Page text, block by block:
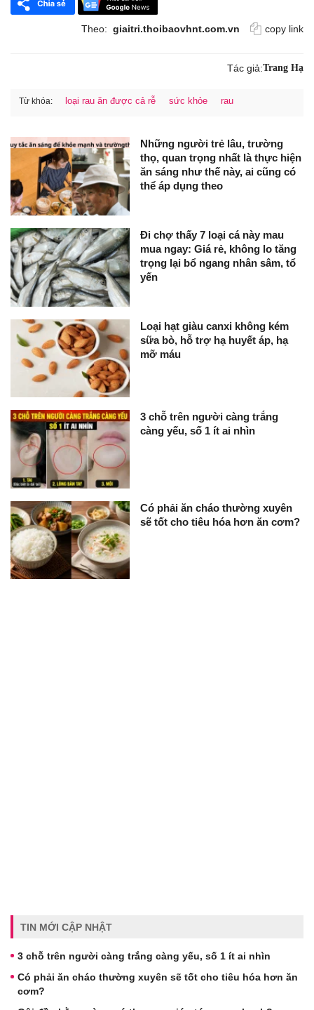
Theo: giaitri.thoibaovhnt.com.vn copy link
Tác giả:Trang Hạ
Từ khóa: loại rau ăn được cả rễ sức khỏe rau
Những người trẻ lâu, trường
thọ, quan trọng nhất là thực hiện
ăn sáng như thế này, ai cũng có
thể áp dụng theo
Đi chợ thấy 7 loại cá này mau
mua ngay: Giá rẻ, không lo tăng
trọng lại bổ ngang nhân sâm, tổ
yến
Loại hạt giàu canxi không kém
sữa bò, hỗ trợ hạ huyết áp, hạ
mỡ máu
3 chỗ trên người càng trắng
càng yếu, số 1 ít ai nhìn
Có phải ăn cháo thường xuyên
sẽ tốt cho tiêu hóa hơn ăn cơm?
TIN MỚI CẬP NHẬT
3 chỗ trên người càng trắng càng yếu, số 1 ít ai nhìn
Có phải ăn cháo thường xuyên sẽ tốt cho tiêu hóa hơn ăn
cơm?